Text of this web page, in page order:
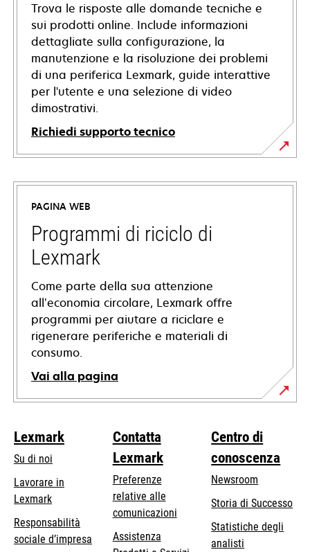
Trova le risposte alle domande tecniche e
sui prodotti online. Include informazioni
dettagliate sulla configurazione, la
manutenzione e la risoluzione dei problemi
di una periferica Lexmark, guide interattive
per l'utente e una selezione di video
dimostrativi.
Richiedi supporto tecnico
si
apre
una
nuova
scheda
PAGINA WEB
Programmi di riciclo di
Lexmark
Come parte della sua attenzione
all’economia circolare, Lexmark offre
programmi per aiutare a riciclare e
rigenerare periferiche e materiali di
consumo.
Vai alla pagina
Lexmark
Su di noi
Lavorare in
Lexmark
Responsabilità
sociale d’impresa
Contatta
Lexmark
Preferenze
relative alle
comunicazioni
Assistenza
Centro di
conoscenza
Newsroom
Storia di Successo
Statistiche degli
analisti